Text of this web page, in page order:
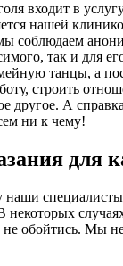
входит в
нашей
соблюдаем
так и для
танцы, а
строить
другое. А
ни к чему!
для
специалисты
некоторых
не обойтись. Мы